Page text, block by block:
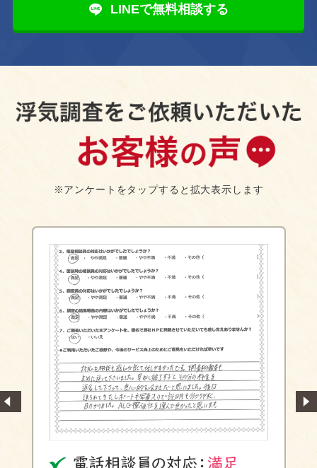
LINEで無料相談する
※アンケートをタップすると拡大表示します